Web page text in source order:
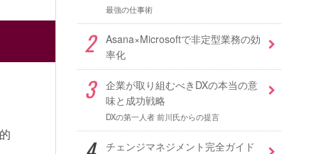
最強の仕事術
Asana×Microsoftで非定型業務の効
率化
企業が取り組むべきDXの本当の意
味と成功戦略
DXの第一人者 前川氏からの提言
チェンジマネジメント完全ガイド